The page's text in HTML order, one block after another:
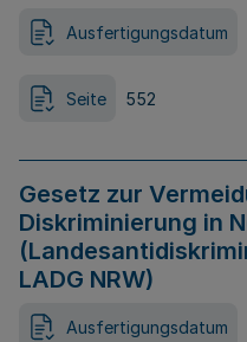
Ausfertigungsdatum
Seite 552
Gesetz zur
Diskriminierung in
LADG NRW)
Ausfertigungsdatum